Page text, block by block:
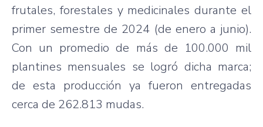
frutales, forestales y medicinales durante el
primer semestre de 2024 (de enero a junio).
Con un promedio de más de 100.000 mil
plantines mensuales se logró dicha marca;
de esta producción ya fueron entregadas
cerca de 262.813 mudas.